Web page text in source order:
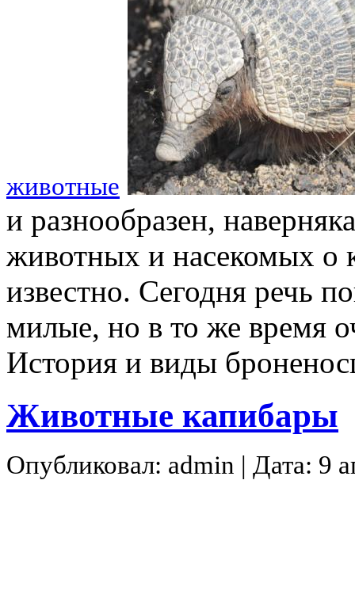
животные
и разнообразен,
животных и насекомых о
известно. Сегодня речь
милые, но в то же время
История и виды
Животные капибары
Опубликовал: admin | Дата: 9